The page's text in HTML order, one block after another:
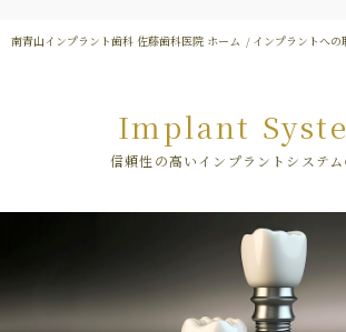
南青山インプラント歯科 佐藤歯科医院 ホーム インプラントへの
Implant
信頼性の高いインプラントシステ